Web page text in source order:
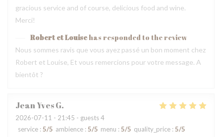
gracious service and of course, delicious food and wine.
Merci!
Robert et Louisehas responded to the review
Nous sommes ravis que vous ayez passé un bon moment chez
Robert et Louise, Et vous remercions pour votre message. A
bientôt ?
Jean YvesG
2026-07-11 - 21:45 - guests 4
service : 5/5 ambience : 5/5 menu : 5/5 quality_price : 5/5